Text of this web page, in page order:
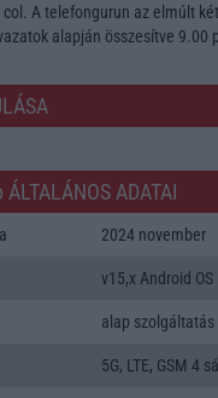
A telefongurun az elmúlt
alapján összesítve 9.00
ADATAI
2024 november
v15,x Android OS
alap szolgáltatás
5G, LTE, GSM 4